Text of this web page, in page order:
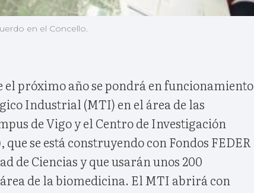
en el Concello.
el próximo año se pondrá en funcionamiento
Industrial (MTI) en el área de las
de Vigo y el Centro de Investigación
se está construyendo con Fondos FEDER
de Ciencias y que usarán unos 200
de la biomedicina. El MTI abrirá con